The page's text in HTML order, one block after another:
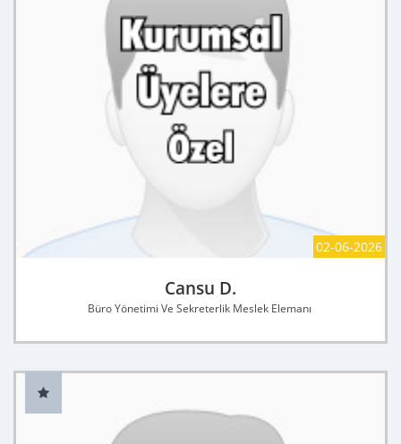
02-06-2026
Cansu D.
Büro Yönetimi Ve Sekreterlik Meslek Elemanı